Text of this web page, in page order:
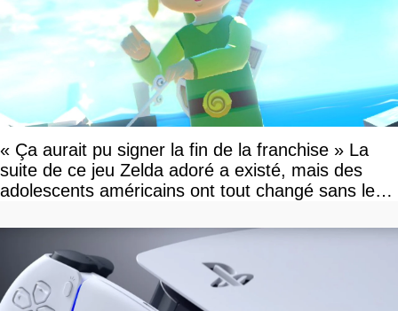
« Ça aurait pu signer la fin de la franchise » La
suite de ce jeu Zelda adoré a existé, mais des
adolescents américains ont tout changé sans le